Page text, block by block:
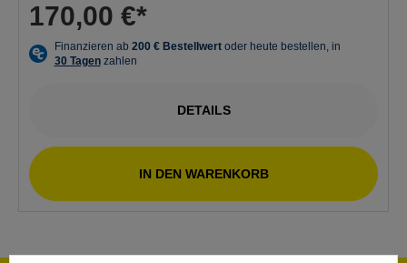
170,00 €*
DETAILS
IN DEN WARENKORB